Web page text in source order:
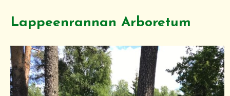
Lappeenrannan Arboretum